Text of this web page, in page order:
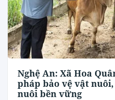
Nghệ An: Xã Hoa
pháp bảo vệ vật
nuôi bền vững